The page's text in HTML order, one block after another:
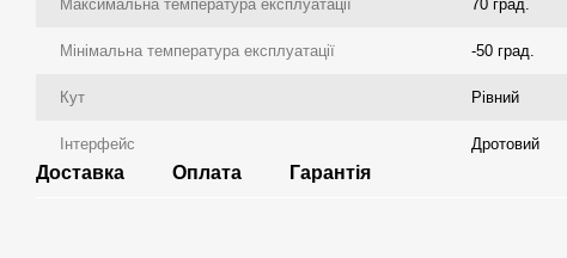
Максимальна температура експлуатації 70 град.
Мінімальна температура експлуатації -50 град.
Кут Рівний
Інтерфейс Дротовий
Доставка Оплата Гарантія